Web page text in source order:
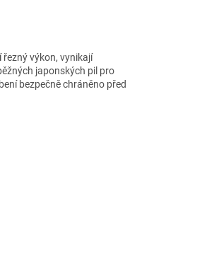
výkon, vynikají
japonských pil pro
bezpečně chráněno před